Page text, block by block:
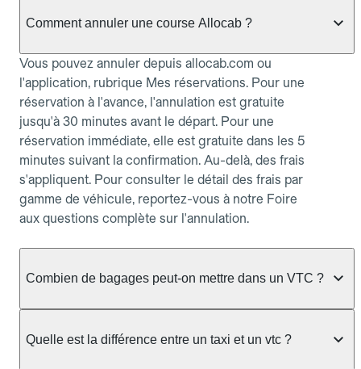
Comment annuler une course Allocab ?
Vous pouvez annuler depuis allocab.com ou
l'application, rubrique Mes réservations. Pour une
réservation à l'avance, l'annulation est gratuite
jusqu'à 30 minutes avant le départ. Pour une
réservation immédiate, elle est gratuite dans les 5
minutes suivant la confirmation. Au-delà, des frais
s'appliquent. Pour consulter le détail des frais par
gamme de véhicule, reportez-vous à notre Foire
aux questions complète sur l'annulation.
Combien de bagages peut-on mettre dans un VTC ?
réservée :
Quelle est la différence entre un taxi et un vtc ?